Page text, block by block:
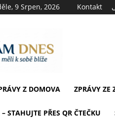
9 Srpen, 2026 Kontakt
Z DOMOVA ZPRÁVY ZE
STAHUJTE PŘES QR ČTEČKU